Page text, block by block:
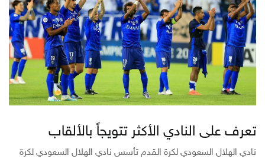
تعرف على النادي الأكثر تتويجاً بالألقاب
نادي الهلال السعودي لكرة القدم تأسس نادي الهلال السعودي لكرة